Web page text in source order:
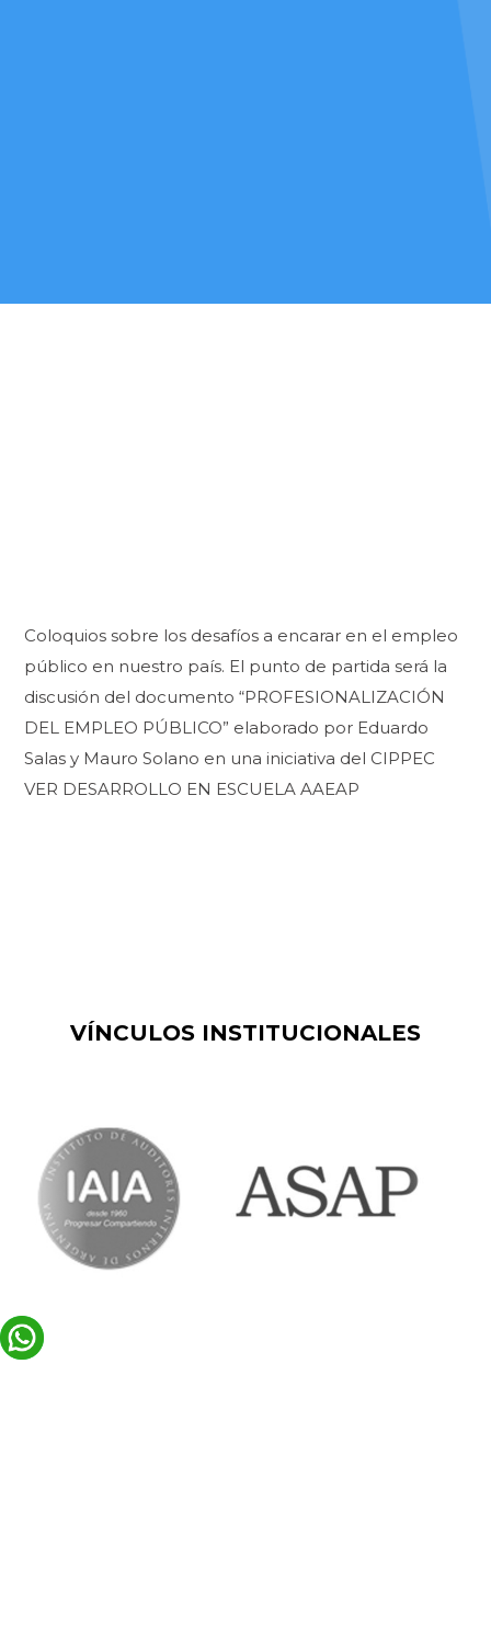
Coloquios sobre los desafíos a encarar en el empleo
público en nuestro país. El punto de partida será la
discusión del documento “PROFESIONALIZACIÓN
DEL EMPLEO PÚBLICO” elaborado por Eduardo
Salas y Mauro Solano en una iniciativa del CIPPEC
VER DESARROLLO EN ESCUELA AAEAP
VÍNCULOS INSTITUCIONALES